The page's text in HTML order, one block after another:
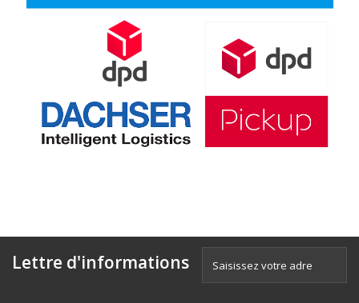
Lettre d'informations